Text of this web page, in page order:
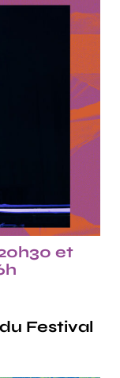
et
Festival